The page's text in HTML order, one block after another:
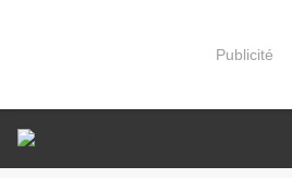
Publicité